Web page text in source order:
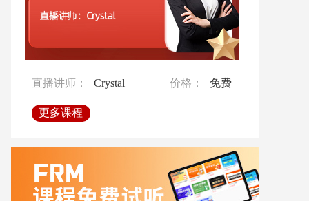
直播讲师： 价格： 免费
更多课程
直播讲师： 价格： 免费
更多课程
直播讲师： Roma 价格： 免费
更多课程